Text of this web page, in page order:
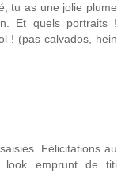
tu as une jolie plume
Et quels portraits !
! (pas calvados, hein
Félicitations au
look emprunt de titi